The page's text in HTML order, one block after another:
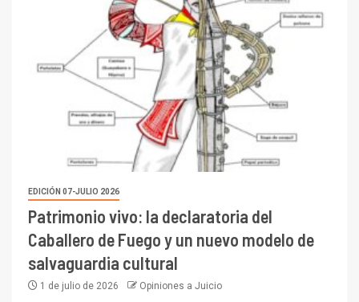
EDICIÓN 07-JULIO 2026
Patrimonio vivo: la declaratoria del
Caballero de Fuego y un nuevo modelo de
salvaguardia cultural
1 de julio de 2026 Opiniones a Juicio